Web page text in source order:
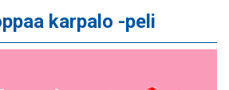
karpalo -peli